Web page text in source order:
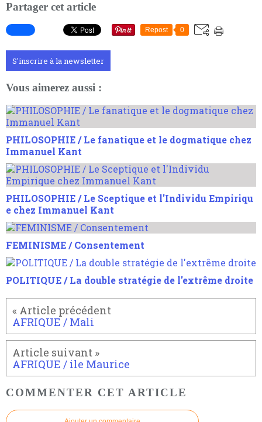
Partager cet article
Repost 0
S'inscrire à la newsletter
Vous aimerez aussi :
PHILOSOPHIE / Le fanatique et le dogmatique chez
Immanuel Kant
PHILOSOPHIE / Le Sceptique et l'Individu Empiriqu
e chez Immanuel Kant
FEMINISME / Consentement
POLITIQUE / La double stratégie de l'extrême droite
AFRIQUE / Mali
AFRIQUE / ile Maurice
COMMENTER CET ARTICLE